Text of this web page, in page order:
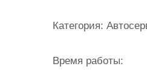
Категория:
Время работы: